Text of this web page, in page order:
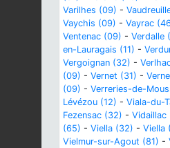
Varilhes (09) -
Vaychis (09) - Vayrac
Ventenac (09) - Verdalle
en-Lauragais (11) -
Vergoignan (32) -
(09) - Vernet (31) -
(09) - Verreries-de-
Lévézou (12) - Viala-du-
Fezensac (32) - Vidaillac
(65) - Viella (32) - Viella
Vielmur-sur-Agout (81) -